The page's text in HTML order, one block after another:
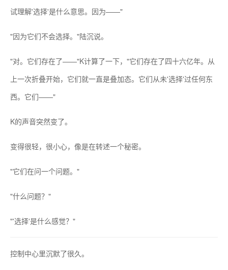
试理解'选择'是什么意思。因为——"
"因为它们不会选择。"陆沉说。
"对。它们存在了——"K计算了一下，"它们存在了四十六亿年。从
上一次折叠开始，它们就一直是叠加态。它们从未'选择'过任何东
西。它们——"
K的声音突然变了。
变得很轻，很小心，像是在转述一个秘密。
"它们在问一个问题。"
"什么问题？"
"'选择'是什么感觉？"
控制中心里沉默了很久。